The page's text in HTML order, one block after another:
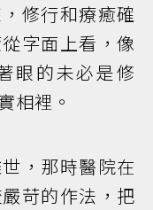
修行和療癒確
字面上看，像
眼的未必是修
相裡。
，那時醫院在
苛的作法，把